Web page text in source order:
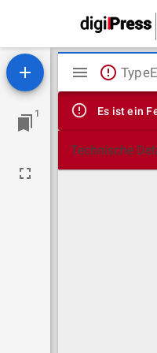
1
Mirador
Viewer
Es ist ein
Technische